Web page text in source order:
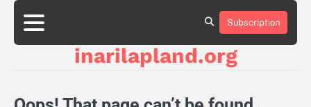
Skip
content
About
About
About
Contact
Contact
Contact
Cookie
Cookie
Cookie
Cookie
Cookie
Privacy
Privacy
Privacy
Sitemap
Sitemap
Sitemap
Terms
Conditions
Terms
Conditions
Terms
Conditions
Subscription
inarilapland.org